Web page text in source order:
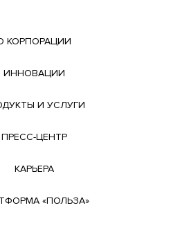
КОРПОРАЦИИ
ИННОВАЦИИ
И УСЛУГИ
ПРЕСС-ЦЕНТР
КАРЬЕРА
«ПОЛЬЗА»